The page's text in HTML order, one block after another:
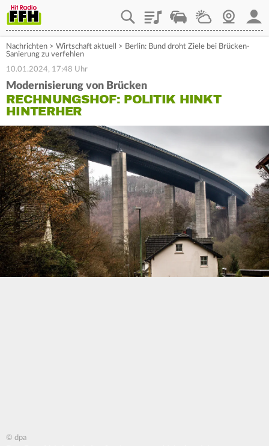
PlaylistStaupilotWetterWebcam
Nachrichten > Wirtschaft aktuell > Berlin: Bund droht Ziele bei Brücken-
Sanierung zu verfehlen
10.01.2024, 17:48 Uhr
Modernisierung von Brücken
RECHNUNGSHOF: POLITIK HINKT
HINTERHER
© dpa